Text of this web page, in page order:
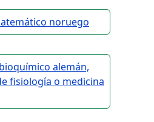
noruego
alemán,
fisiología o medicina